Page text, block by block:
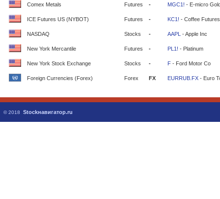
Comex Metals Futures - MGC1! - E-micro
ICE Futures US (NYBOT) Futures - KC1! - Coffee Futures
NASDAQ Stocks - AAPL - Apple Inc
New York Mercantile Futures - PL1! - Platinum
New York Stock Exchange Stocks - F - Ford Motor Co
Foreign Currencies (Forex) Forex FX EURRUB.FX - Euro
© 2018 Stockнавигатор.ru